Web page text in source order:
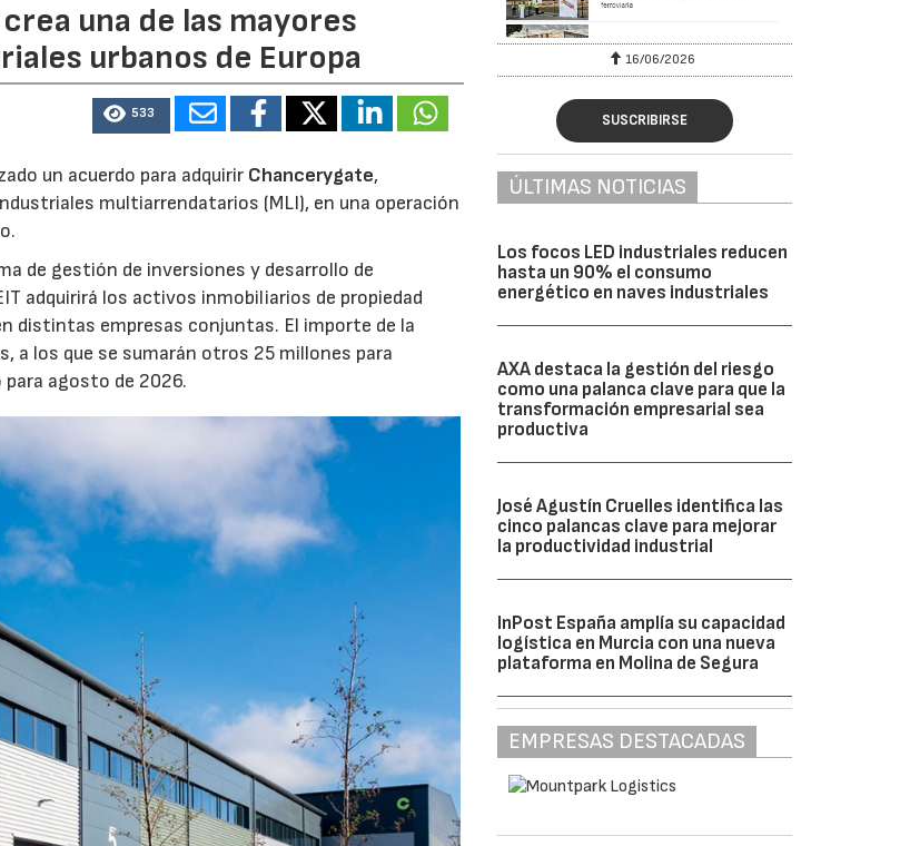
una de las mayores
urbanos de Europa
533
un acuerdo para adquirir Chancerygate,
multiarrendatarios (MLI), en una operación
de gestión de inversiones y desarrollo de
adquirirá los activos inmobiliarios de propiedad
distintas empresas conjuntas. El importe de la
a los que se sumarán otros 25 millones para
agosto de 2026.
16/06/2026 21/07/2026 16/06/2026
SUSCRIBIRSE
ÚLTIMAS NOTICIAS
Los focos LED industriales reducen
hasta un 90% el consumo
energético en naves industriales
AXA destaca la gestión del riesgo
como una palanca clave para que la
transformación empresarial sea
productiva
José Agustín Cruelles identifica las
cinco palancas clave para mejorar
la productividad industrial
InPost España amplía su capacidad
logística en Murcia con una nueva
plataforma en Molina de Segura
EMPRESAS DESTACADAS